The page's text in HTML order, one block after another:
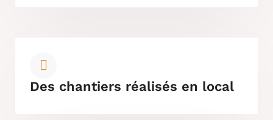
Des chantiers réalisés en local